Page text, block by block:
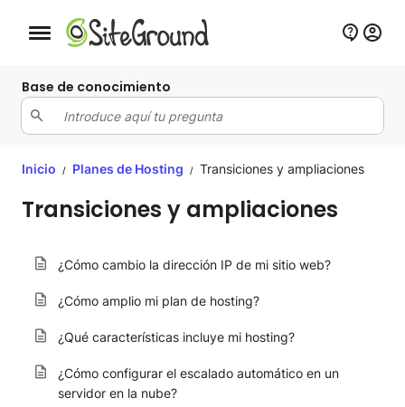
Botón de navegación móvil
Base de conocimiento
Inicio / Planes de Hosting / Transiciones y ampliaciones
Transiciones y ampliaciones
¿Cómo cambio la dirección IP de mi sitio web?
¿Cómo amplio mi plan de hosting?
¿Qué características incluye mi hosting?
¿Cómo configurar el escalado automático en un
servidor en la nube?